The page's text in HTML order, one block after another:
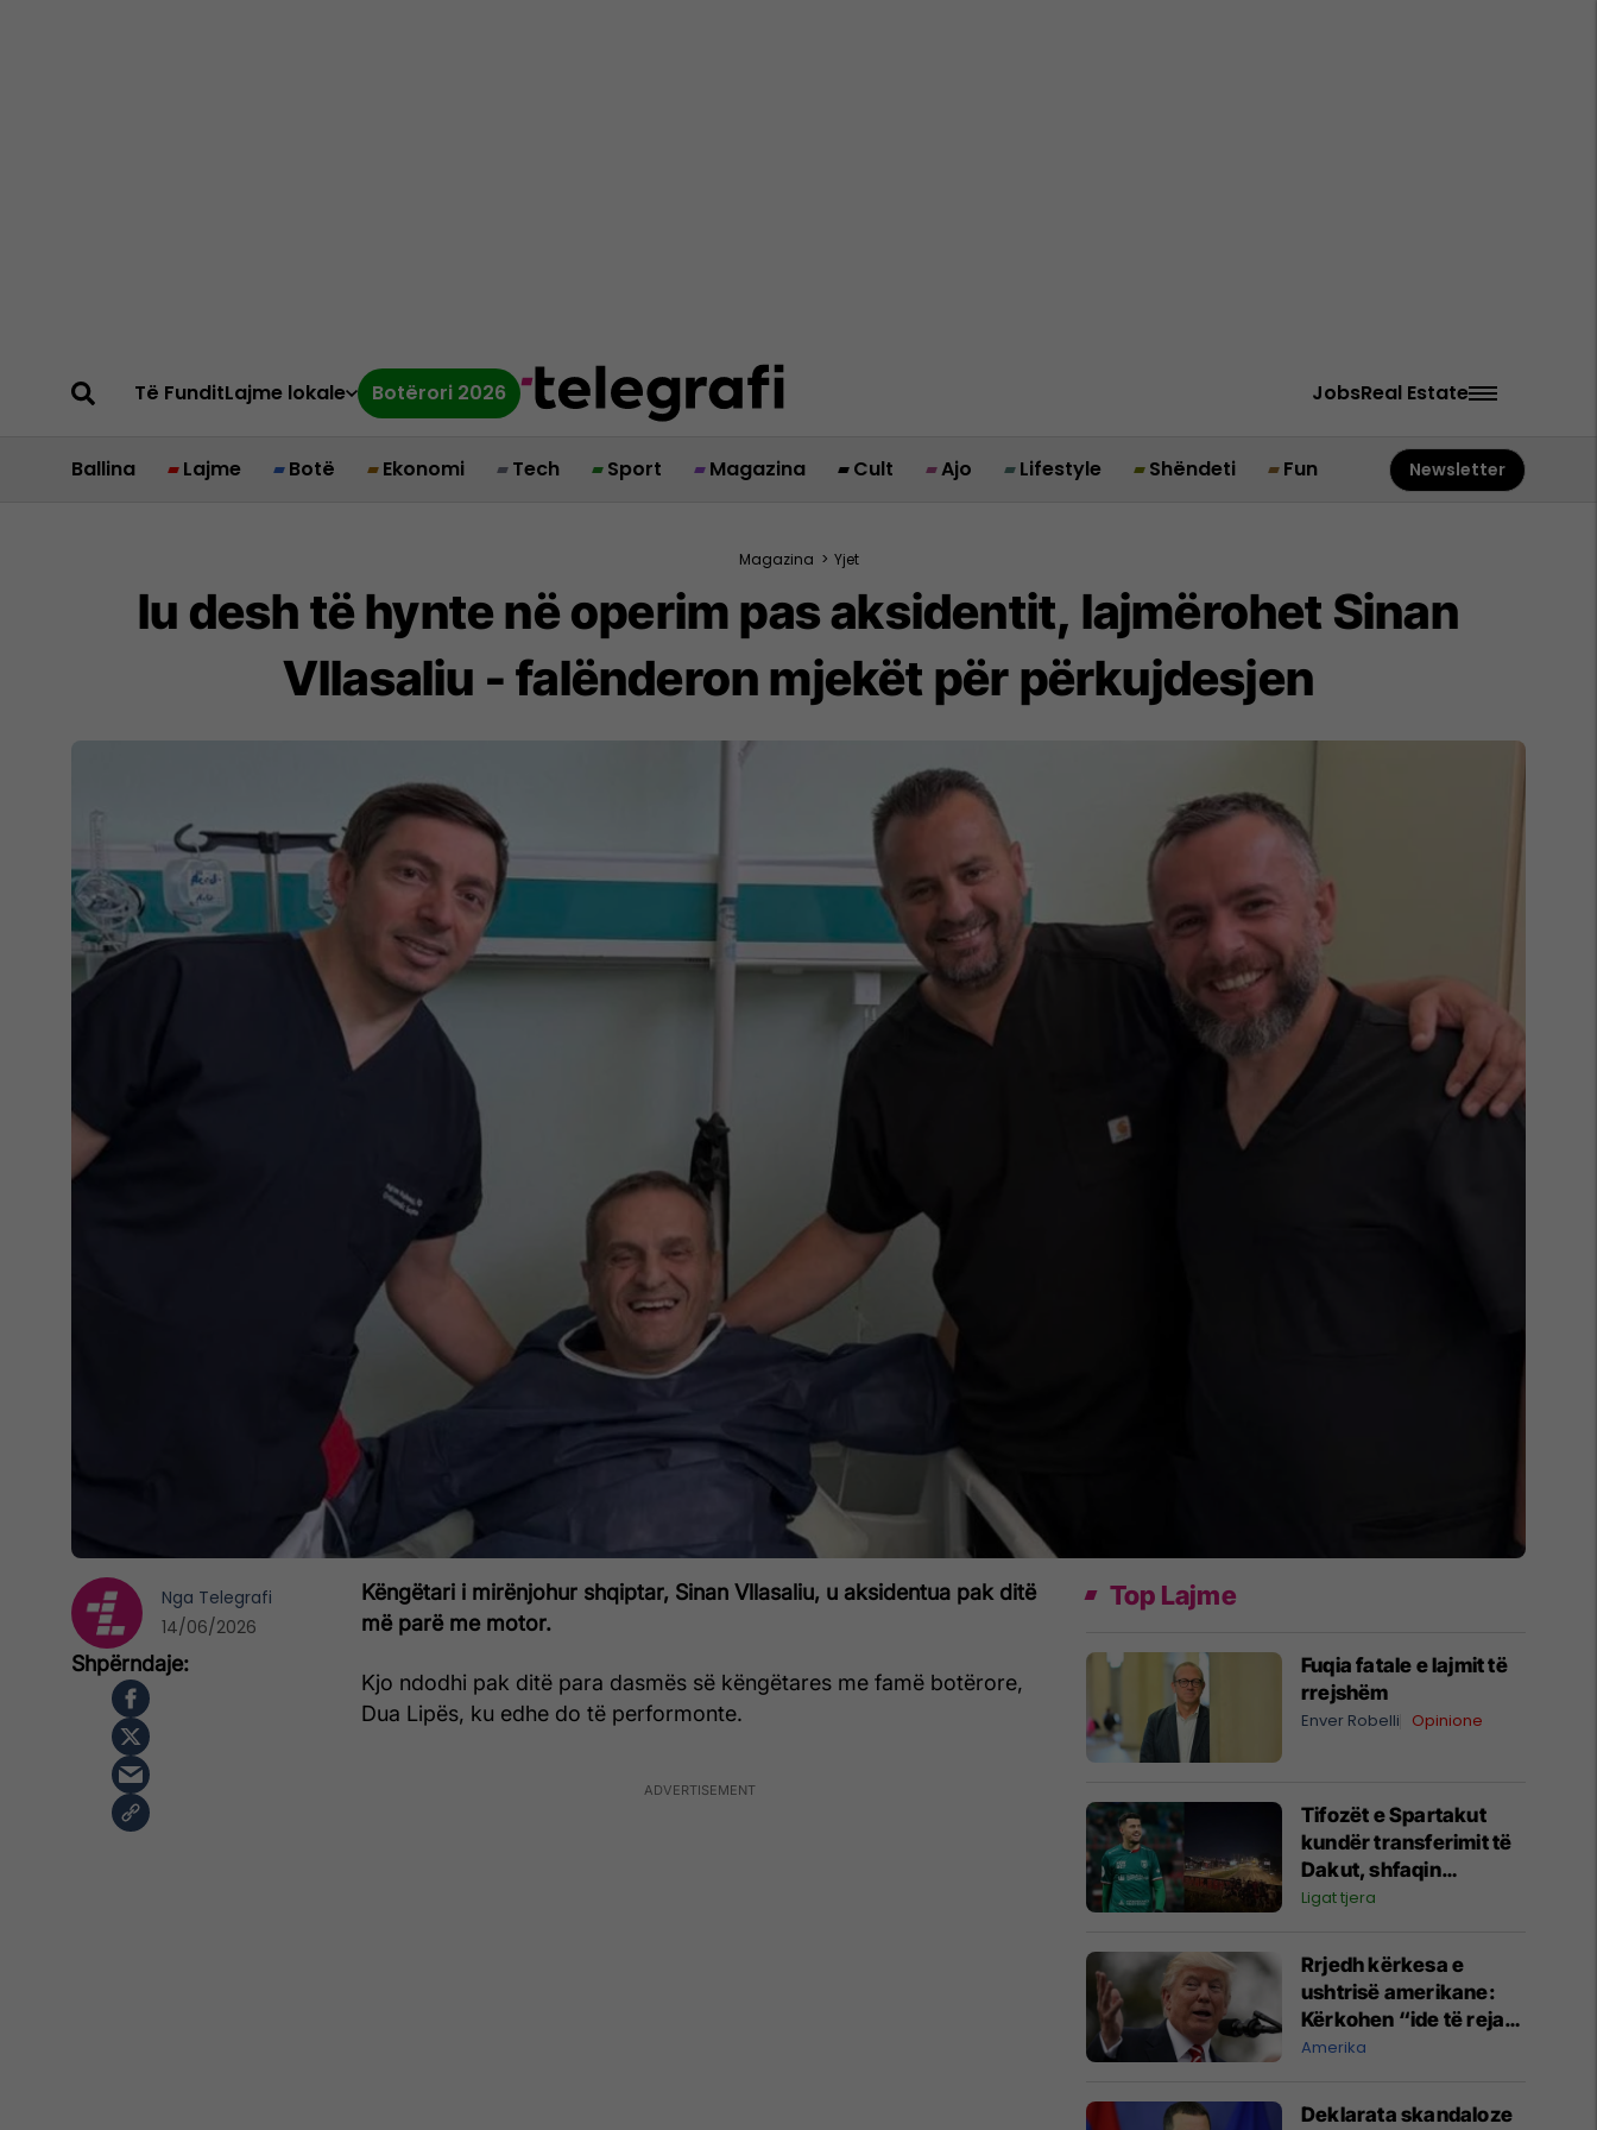
Të FunditLajme lokale Botërori 2026 JobsReal Estate
Ballina Lajme Botë Ekonomi Tech Sport Magazina Cult Ajo Lifestyle Shëndeti Fun Newsletter
Magazina > Yjet
Iu desh të hynte në operim pas aksidentit, lajmërohet Sinan
Vllasaliu - falënderon mjekët për përkujdesjen
Këngëtari i mirënjohur shqiptar, Sinan Vllasaliu, u aksidentua pak ditë
më parë me motor.
Kjo ndodhi pak ditë para dasmës së këngëtares me famë botërore,
Dua Lipës, ku edhe do të performonte.
Nga Telegrafi
14/06/2026
Top Lajme
Fuqia fatale e lajmit të
rrejshëm
Enver Robelli Opinione
Tifozët e Spartakut
kundër transferimit të
Dakut, shfaqin
pankartë fyese:
jashtë!
Ligat tjera
Rrjedh kërkesa e
ushtrisë amerikane:
Kërkohen “ide të reja
dhe jokonvencionale”
Amerika
​Deklarata skandaloze